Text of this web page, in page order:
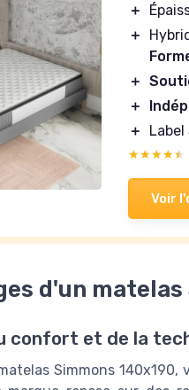
＋
＋
＋
＋
＋
Label
★★★★★
★★★★★
Voir
d'un matelas
confort et de la
Simmons